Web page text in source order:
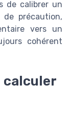
de calibrer un
précaution,
vers un
cohérent
calculer